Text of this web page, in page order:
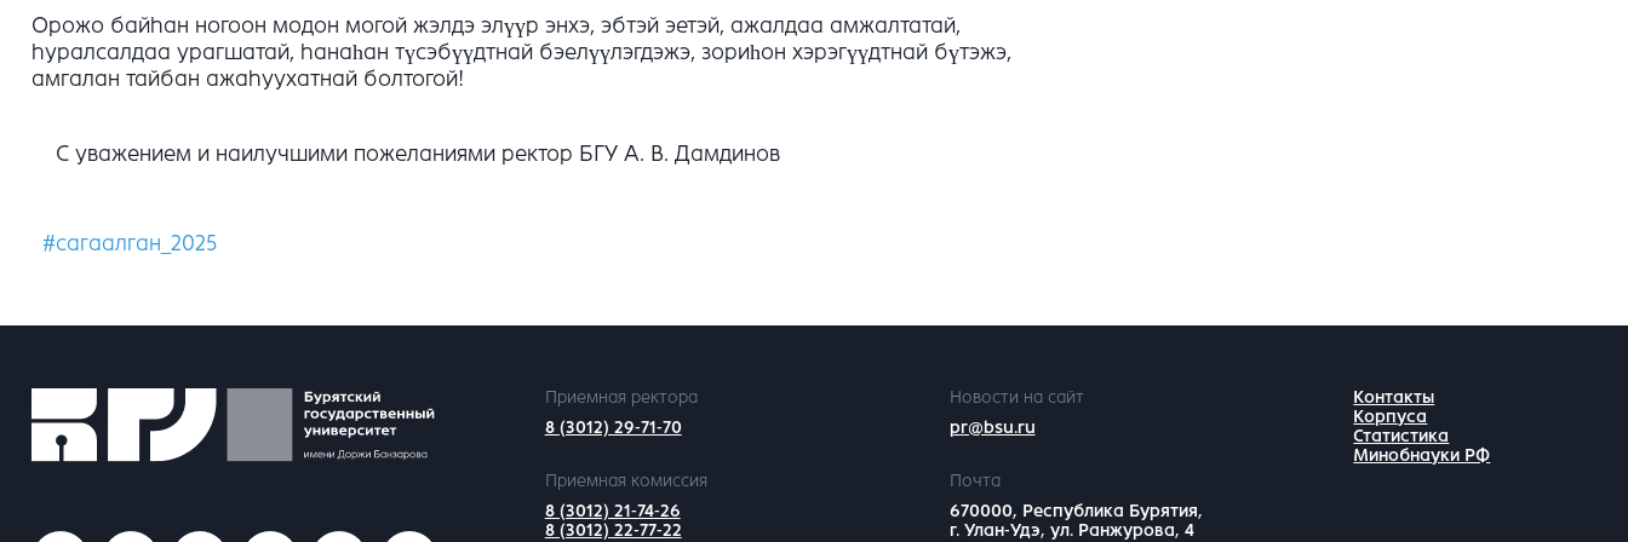
Орожо байhан ногоон модон могой жэлдэ элүүр энхэ, эбтэй эетэй, ажалдаа амжалтатай,
hуралсалдаа урагшатай, hанаһан түсэбүүдтнай бэелүүлэгдэжэ, зориһон хэрэгүүдтнай бүтэжэ,
амгалан тайбан ажаhуухатнай болтогой!
С уважением и наилучшими пожеланиями ректор БГУ А. В. Дамдинов
#сагаалган_2025
Приемная ректора
8 (3012) 29-71-70
Новости на сайт
pr@bsu.ru
Приемная комиссия
8 (3012) 21-74-26
8 (3012) 22-77-22
Почта
670000, Республика Бурятия,
г. Улан-Удэ, ул. Ранжурова, 4
Контакты
Корпуса
Статистика
Минобнауки РФ